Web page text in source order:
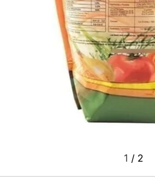
1 / 2